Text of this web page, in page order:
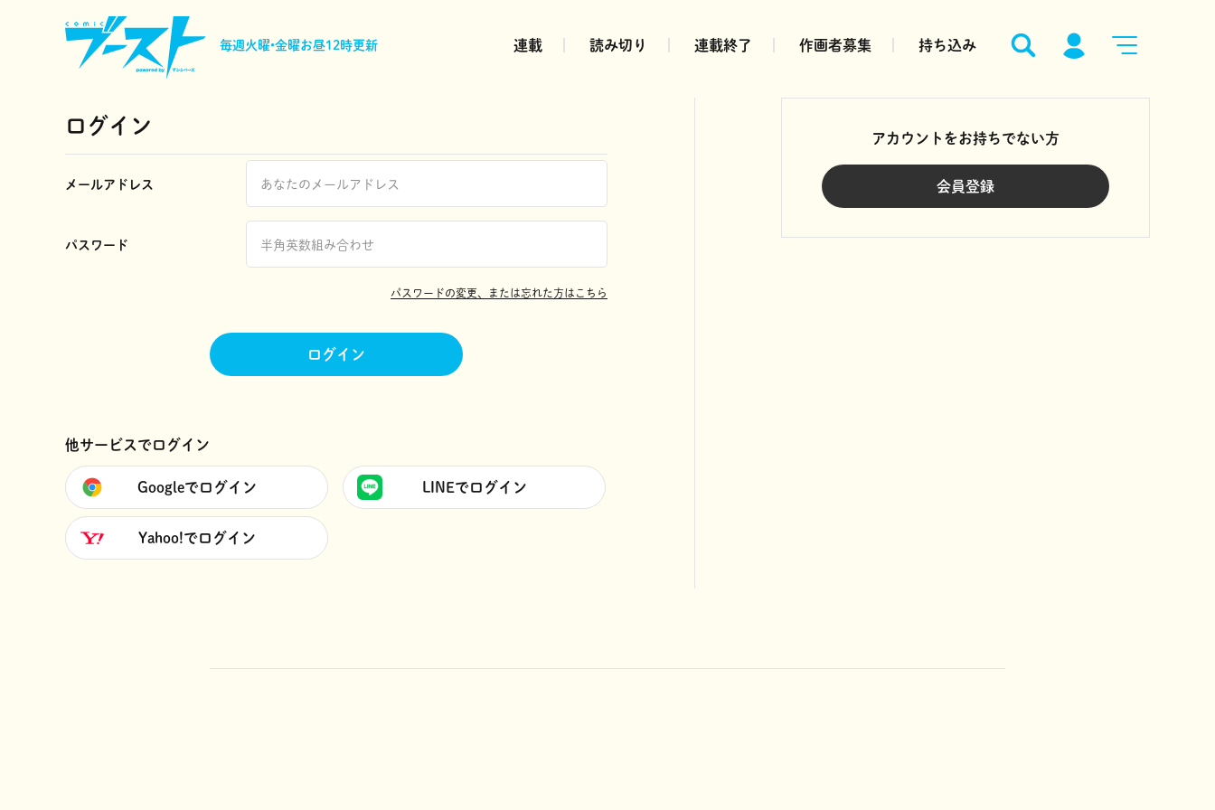
毎週火曜•金曜お昼12時更新 連載 読み切り 連載終了 作画者募集 持ち込み
ログイン
メールアドレス
パスワード
パスワードの変更、または忘れた方はこちら
ログイン
他サービスでログイン
Googleでログイン LINEでログイン
Yahoo!でログイン
アカウントをお持ちでない方
会員登録